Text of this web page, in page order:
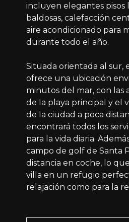
incluyen elegantes pisos
baldosas, calefacción
aire acondicionado para
durante todo el año.
Situada orientada al sur,
ofrece una ubicación
minutos del mar, con las
de la playa principal y el
de la ciudad a poca
encontrará todos los
para la vida diaria.
campo de golf de Santa
distancia en coche, lo
villa en un refugio
relajación como para la